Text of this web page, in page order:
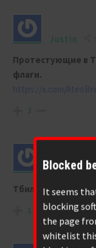
Justin
Протестующие в
флаги.
https://x.com/
3
Justin
Тбилиси https://
1
Blocked
It seems
blocking
the page
whitelist